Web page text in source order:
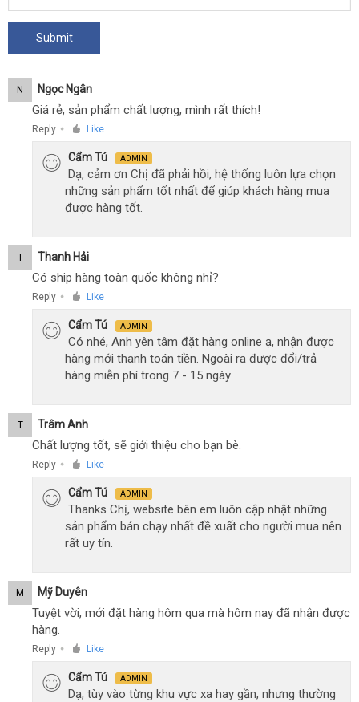
N Ngọc Ngân
Giá rẻ, sản phẩm chất lượng, mình rất thích!
Reply ● Like
Cẩm Tú ADMIN
Dạ, cảm ơn Chị đã phải hồi, hệ thống luôn lựa chọn
những sản phẩm tốt nhất để giúp khách hàng mua
được hàng tốt.
T Thanh Hải
Có ship hàng toàn quốc không nhỉ?
Reply ● Like
Cẩm Tú ADMIN
Có nhé, Anh yên tâm đặt hàng online ạ, nhận được
hàng mới thanh toán tiền. Ngoài ra được đổi/trả
hàng miễn phí trong 7 - 15 ngày
T Trâm Anh
Chất lượng tốt, sẽ giới thiệu cho bạn bè.
Reply ● Like
Cẩm Tú ADMIN
Thanks Chị, website bên em luôn cập nhật những
sản phẩm bán chạy nhất đề xuất cho người mua nên
rất uy tín.
M Mỹ Duyên
Tuyệt vời, mới đặt hàng hôm qua mà hôm nay đã nhận được
hàng.
Reply ● Like
Cẩm Tú ADMIN
Dạ, tùy vào từng khu vực xa hay gần, nhưng thường